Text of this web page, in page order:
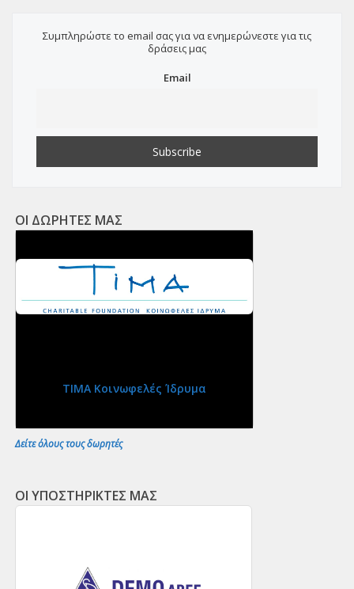
Συμπληρώστε το email σας για να ενημερώνεστε για τις
δράσεις μας
Email
ΟΙ ΔΩΡΗΤΕΣ ΜΑΣ
ΤΙΜΑ Κοινωφελές Ίδρυμα
Δείτε όλους τους δωρητές
ΟΙ ΥΠΟΣΤΗΡΙΚΤΕΣ ΜΑΣ